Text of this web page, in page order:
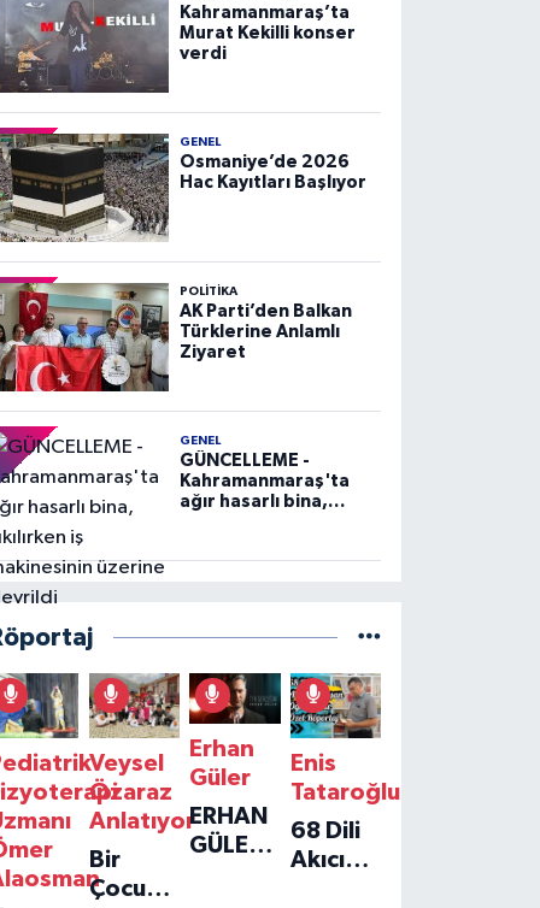
Kahramanmaraş’ta
Murat Kekilli konser
verdi
GENEL
Osmaniye’de 2026
Hac Kayıtları Başlıyor
POLITIKA
AK Parti’den Balkan
Türklerine Anlamlı
Ziyaret
GENEL
GÜNCELLEME -
Kahramanmaraş'ta
ağır hasarlı bina,
devrildi
Veysel
Özaraz
Anlatıyor
Bir
Çocuğun
Erhan
Güler
ERHAN
GÜLER'IN
Enis
Tataroğlu
68 Dili
Akıcı